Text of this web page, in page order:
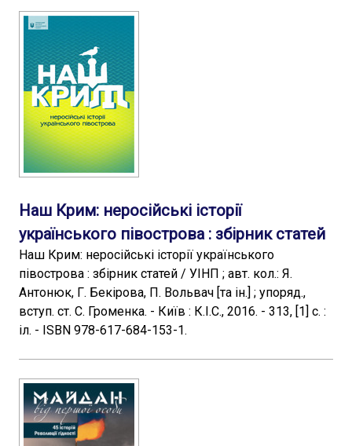
Наш Крим: неросійські історії
українського півострова : збірник статей
Наш Крим: неросійські історії українського
півострова : збірник статей / УІНП ; авт. кол.: Я.
Антонюк, Г. Бекірова, П. Вольвач [та ін.] ; упоряд.,
вступ. ст. С. Громенка. - Київ : К.І.С., 2016. - 313, [1] с. :
іл. - ISBN 978-617-684-153-1.